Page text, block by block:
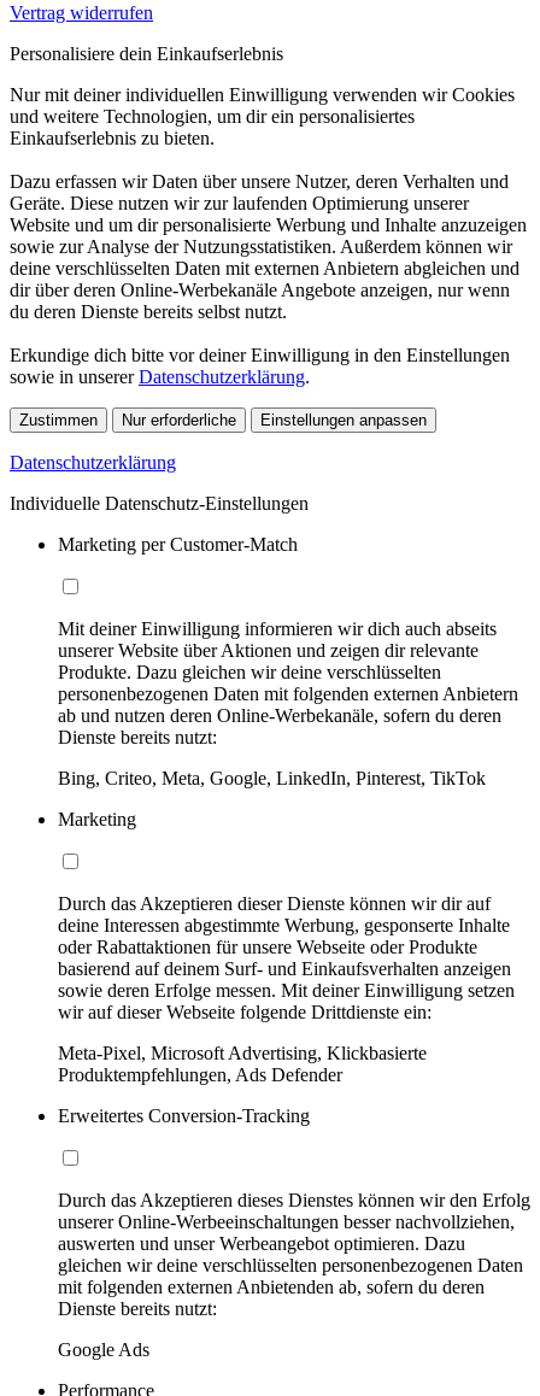
Vertrag widerrufen
Personalisiere dein Einkaufserlebnis
Nur mit deiner individuellen Einwilligung verwenden wir Cookies
und weitere Technologien, um dir ein personalisiertes
Einkaufserlebnis zu bieten.
Dazu erfassen wir Daten über unsere Nutzer, deren Verhalten und
Geräte. Diese nutzen wir zur laufenden Optimierung unserer
Website und um dir personalisierte Werbung und Inhalte anzuzeigen
sowie zur Analyse der Nutzungsstatistiken. Außerdem können wir
deine verschlüsselten Daten mit externen Anbietern abgleichen und
dir über deren Online-Werbekanäle Angebote anzeigen, nur wenn
du deren Dienste bereits selbst nutzt.
Erkundige dich bitte vor deiner Einwilligung in den Einstellungen
sowie in unsererDatenschutzerklärung.
Zustimmen Nur erforderliche Einstellungen anpassen
Datenschutzerklärung
Individuelle Datenschutz-Einstellungen
Marketing per Customer-Match
Mit deiner Einwilligung informieren wir dich auch abseits
unserer Website über Aktionen und zeigen dir relevante
Produkte. Dazu gleichen wir deine verschlüsselten
personenbezogenen Daten mit folgenden externen Anbietern
ab und nutzen deren Online-Werbekanäle, sofern du deren
Dienste bereits nutzt:
Bing, Criteo, Meta, Google, LinkedIn, Pinterest, TikTok
Marketing
Durch das Akzeptieren dieser Dienste können wir dir auf
deine Interessen abgestimmte Werbung, gesponserte Inhalte
oder Rabattaktionen für unsere Webseite oder Produkte
basierend auf deinem Surf- und Einkaufsverhalten anzeigen
sowie deren Erfolge messen. Mit deiner Einwilligung setzen
wir auf dieser Webseite folgende Drittdienste ein:
Meta-Pixel, Microsoft Advertising, Klickbasierte
Produktempfehlungen, Ads Defender
Erweitertes Conversion-Tracking
Durch das Akzeptieren dieses Dienstes können wir den Erfolg
unserer Online-Werbeeinschaltungen besser nachvollziehen,
auswerten und unser Werbeangebot optimieren. Dazu
gleichen wir deine verschlüsselten personenbezogenen Daten
mit folgenden externen Anbietenden ab, sofern du deren
Dienste bereits nutzt:
Google Ads
Performance